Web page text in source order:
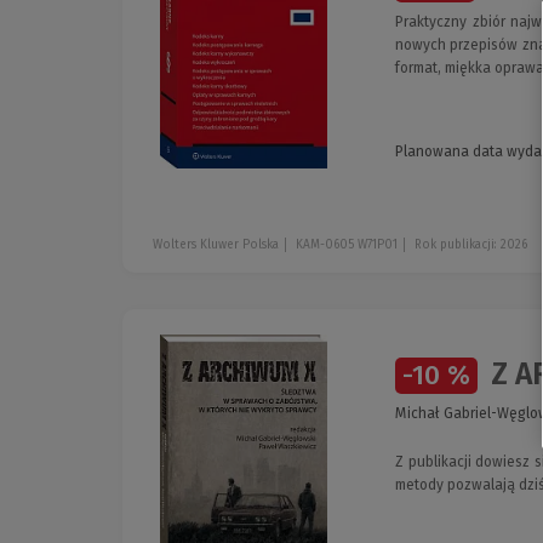
Praktyczny zbiór
nowych przepisów
format, miękka
Planowana data
Wolters Kluwer Polska KAM-0605 W71P01 Rok publikacji: 2026
-10 % Z
Michał Gabriel-
Z publikacji dowiesz
metody pozwalają